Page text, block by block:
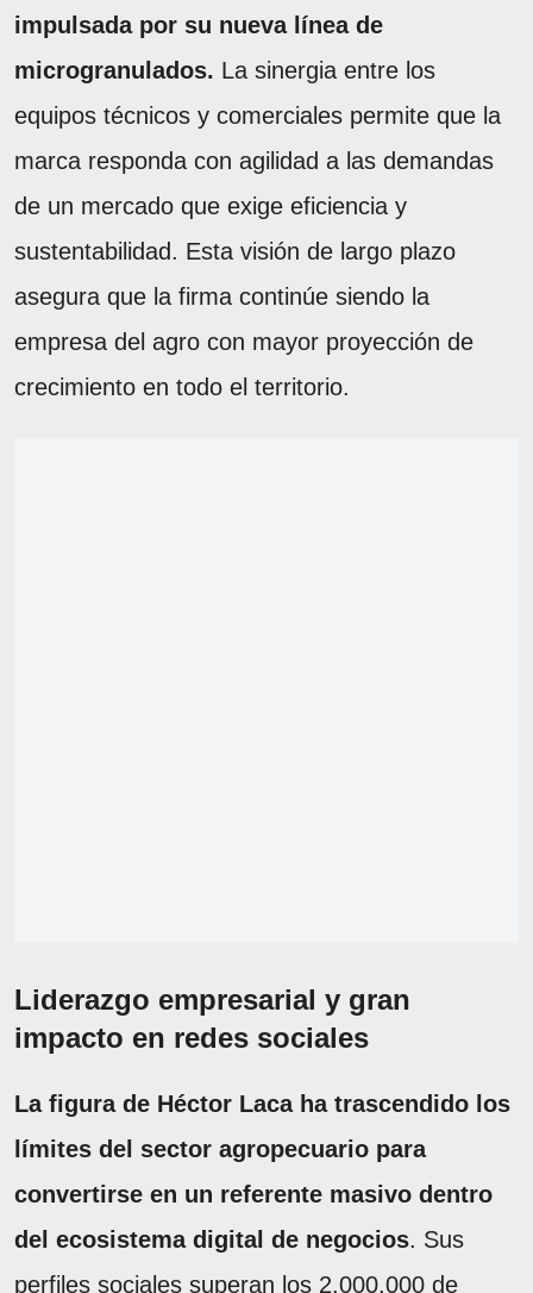
impulsada por su nueva línea de
microgranulados. La sinergia entre los
equipos técnicos y comerciales permite que la
marca responda con agilidad a las demandas
de un mercado que exige eficiencia y
sustentabilidad. Esta visión de largo plazo
asegura que la firma continúe siendo la
empresa del agro con mayor proyección de
crecimiento en todo el territorio.
Liderazgo empresarial y gran
impacto en redes sociales
La figura de Héctor Laca ha trascendido los
límites del sector agropecuario para
convertirse en un referente masivo dentro
del ecosistema digital de negocios. Sus
perfiles sociales superan los 2.000.000 de